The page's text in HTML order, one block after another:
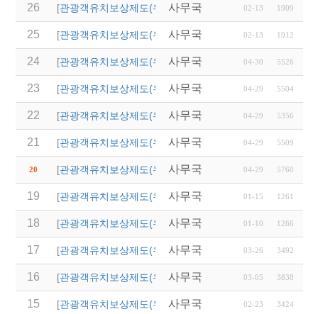
26 [관광객유치보상제도(우리지역)] 2026년 영천시 단체관
사무국 02-13 1909
25 [관광객유치보상제도(우리지역)] 2026년 칠곡군 국내·
사무국 02-13 1912
24 [관광객유치보상제도(우리지역)] (영주시)단체관광객 유
사무국 04-30 5526
23 [관광객유치보상제도(우리지역)] (영덕군)2025년 단체
사무국 04-29 5504
22 [관광객유치보상제도(우리지역)] (청송군)「청송 여행
사무국 04-29 5356
21 [관광객유치보상제도(우리지역)] (의성군)2025년 관광
사무국 04-29 5509
20 [관광객유치보상제도(우리지역)] (안동시)2025년 단체
사무국 04-29 5760
19 [관광객유치보상제도(우리지역)] 2025년 영천시 단체관
사무국 01-15 1261
18 [관광객유치보상제도(우리지역)] 2025년 상주시 단체관
사무국 01-10 1266
17 [관광객유치보상제도(우리지역)] 2024년 구미시 관광객
사무국 03-26 3492
16 [관광객유치보상제도(우리지역)] 2024 경주시 단체관광
사무국 03-05 3838
15 [관광객유치보상제도(우리지역)] 2024년 구미시 관광객
사무국 02-23 3424